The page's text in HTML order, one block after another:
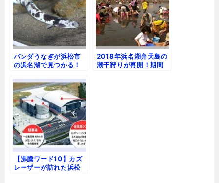
パンダうなぎが浜松市
の浜名湖で見つかる！
2018年浜名湖弁天島の
潮干狩りが再開！期間
【沸騰ワード10】カズ
レーザーが訪れた浜松